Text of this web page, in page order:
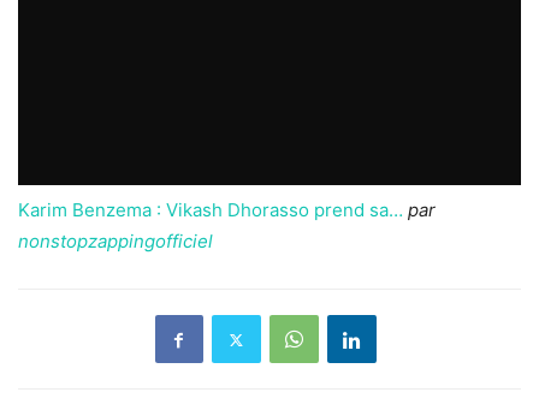
Karim Benzema : Vikash Dhorasso prend sa… par
nonstopzappingofficiel